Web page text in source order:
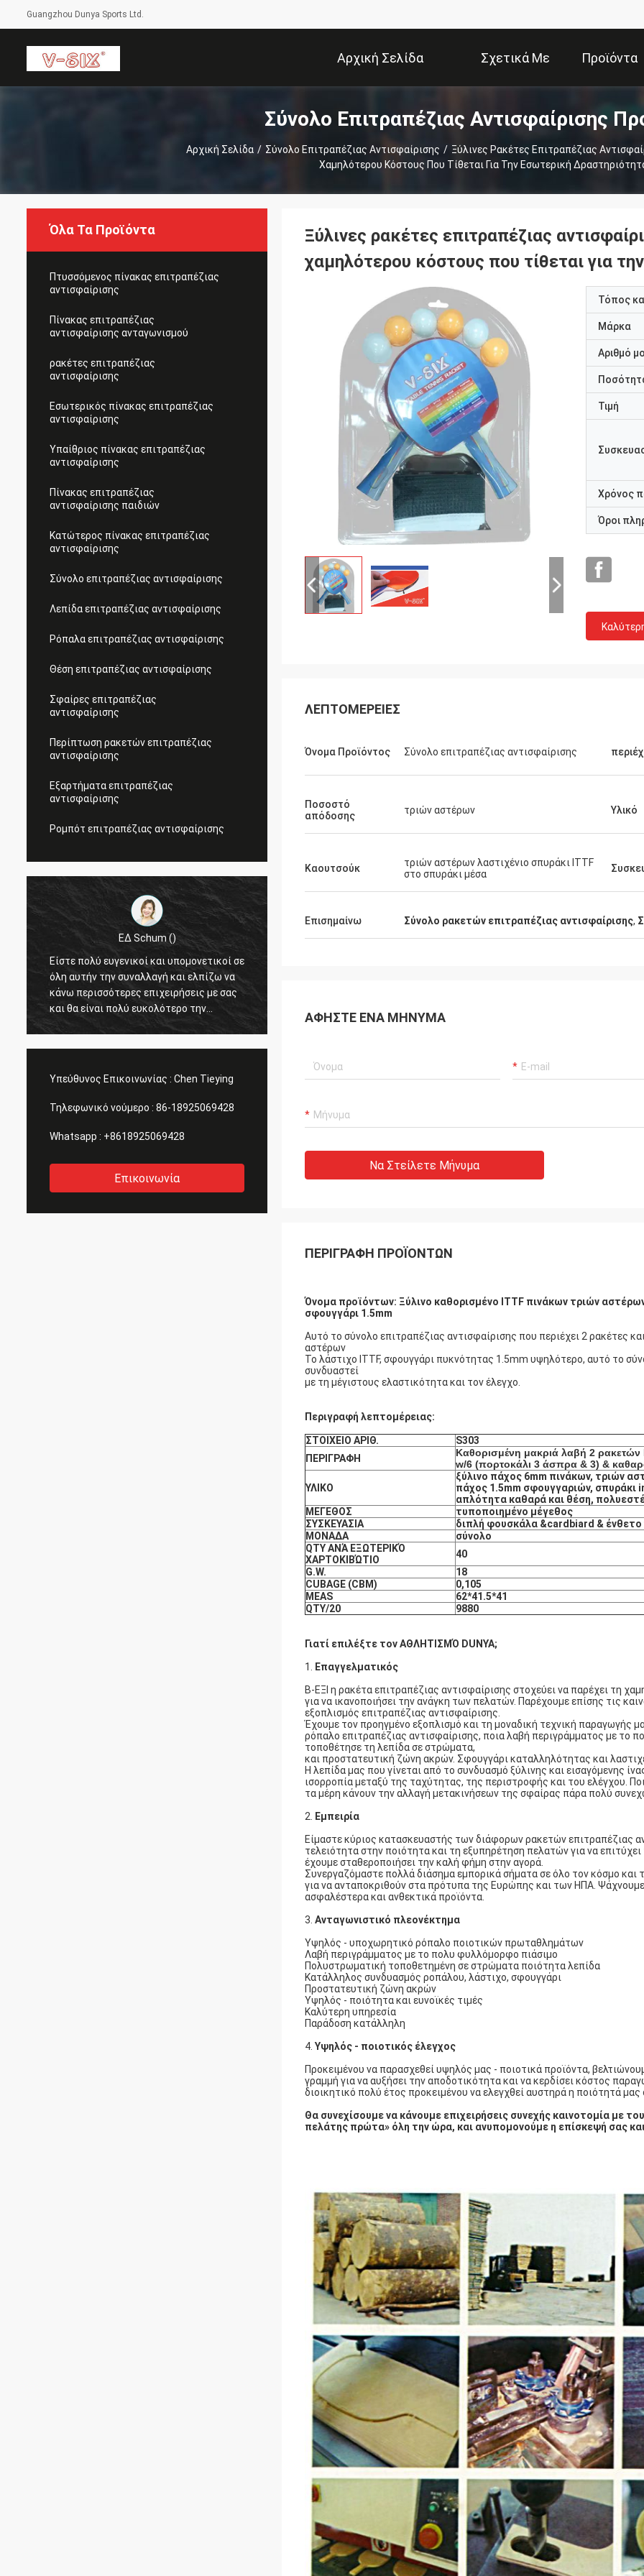
Guangzhou Dunya Sports Ltd.
Αρχική Σελίδα Σχετικά Με
Εμάς
Προϊόντα
Σύνολο Επιτραπέζιας Αντισφαίρισης
Αρχική Σελίδα / Σύνολο Επιτραπέζιας Αντισφαίρισης / Ξύλινες Ρακέτες Επιτραπέζιας
Χαμηλότερου Κόστους Που Τίθεται Για Την Εσωτερική
Όλα Τα Προϊόντα
Πτυσσόμενος πίνακας επιτραπέζιας
αντισφαίρισης
Πίνακας επιτραπέζιας
αντισφαίρισης ανταγωνισμού
ρακέτες επιτραπέζιας
αντισφαίρισης
Εσωτερικός πίνακας επιτραπέζιας
αντισφαίρισης
Υπαίθριος πίνακας επιτραπέζιας
αντισφαίρισης
Πίνακας επιτραπέζιας
αντισφαίρισης παιδιών
Κατώτερος πίνακας επιτραπέζιας
αντισφαίρισης
Σύνολο επιτραπέζιας αντισφαίρισης
Λεπίδα επιτραπέζιας αντισφαίρισης
Ρόπαλα επιτραπέζιας αντισφαίρισης
Θέση επιτραπέζιας αντισφαίρισης
Σφαίρες επιτραπέζιας
αντισφαίρισης
Περίπτωση ρακετών επιτραπέζιας
αντισφαίρισης
Εξαρτήματα επιτραπέζιας
αντισφαίρισης
Ρομπότ επιτραπέζιας αντισφαίρισης
ΕΔ Schum ()
Είστε πολύ ευγενικοί και υπομονετικοί σε
όλη αυτήν την συναλλαγή και ελπίζω να
κάνω περισσότερες επιχειρήσεις με σας
και θα είναι πολύ ευκολότερο την
επόμενη φορά.
Julien
Υπεύθυνος Επικοινωνίας : Chen Tieying
Τηλεφωνικό νούμερο : 86-18925069428
Whatsapp : +8618925069428
Επικοινωνία
Ξύλινες ρακέτες επιτραπέζιας
χαμηλότερου κόστους που τίθεται για
Τόπος
Μάρκα
Αριθμό
Τιμή
Χρόνος
Όροι
ΛΕΠΤΟΜΈΡΕΙΕΣ
Όνομα Προϊόντος Σύνολο επιτραπέζιας αντισφαίρισης
Ποσοστό
απόδοσης
τριών αστέρων Υλικό
Καουτσούκ
τριών αστέρων λαστιχένιο σπυράκι ITTF
στο σπυράκι μέσα
Επισημαίνω Σύνολο ρακετών επιτραπέζιας αντισφαίρισης,
ΑΦΉΣΤΕ ΈΝΑ ΜΉΝΥΜΑ
Να Στείλετε Μήνυμα
ΠΕΡΙΓΡΑΦΉ ΠΡΟΪΌΝΤΩΝ
Όνομα προϊόντων: Ξύλινο καθορισμένο ITTF πινάκων τριών
σφουγγάρι 1.5mm
Αυτό το σύνολο επιτραπέζιας αντισφαίρισης που περιέχει 2 ρακέτες
αστέρων
Το λάστιχο ITTF, σφουγγάρι πυκνότητας 1.5mm υψηλότερο, αυτό το
συνδυαστεί
με τη μέγιστους ελαστικότητα και τον έλεγχο.
Περιγραφή λεπτομέρειας:
ΣΤΟΙΧΕΙΟ ΑΡΙΘ.
S303
ΠΕΡΙΓΡΑΦΗ
Καθορισμένη μακριά λαβή 2 ρακετών
w/6 (πορτοκάλι 3 άσπρα & 3) &
ΥΛΙΚΟ
ξύλινο πάχος 6mm πινάκων, τριών
πάχος 1.5mm σφουγγαριών, σπυράκι
απλότητα καθαρά και θέση,
ΜΕΓΕΘΟΣ
τυποποιημένο μέγεθος
ΣΥΣΚΕΥΑΣΙΑ
διπλή φουσκάλα &cardbiard &
ΜΟΝΑΔΑ
σύνολο
QTY ΑΝΆ ΕΞΩΤΕΡΙΚΌ
ΧΑΡΤΟΚΙΒΏΤΙΟ
40
G.W.
18
CUBAGE (CBM)
0,105
MEAS
62*41.5*41
QTY/20
9880
Γιατί επιλέξτε τον ΑΘΛΗΤΙΣΜΌ DUNYA;
1.
Επαγγελματικός
Β-ΕΞΙ η ρακέτα επιτραπέζιας αντισφαίρισης στοχεύει να παρέχει τη
για να ικανοποιήσει την ανάγκη των πελατών. Παρέχουμε επίσης τις
εξοπλισμός επιτραπέζιας αντισφαίρισης.
Έχουμε τον προηγμένο εξοπλισμό και τη μοναδική τεχνική παραγωγής
ρόπαλο επιτραπέζιας αντισφαίρισης, ποια λαβή περιγράμματος με
τοποθέτησε τη λεπίδα σε στρώματα,
και προστατευτική ζώνη ακρών. Σφουγγάρι καταλληλότητας και
Η λεπίδα μας που γίνεται από το συνδυασμό ξύλινης και εισαγόμενης
ισορροπία μεταξύ της ταχύτητας, της περιστροφής και του ελέγχου.
τα μέρη κάνουν την αλλαγή μετακινήσεων της σφαίρας πάρα πολύ
2.
Εμπειρία
Είμαστε κύριος κατασκευαστής των διάφορων ρακετών επιτραπέζιας
τελειότητα στην ποιότητα και τη εξυπηρέτηση πελατών για να
έχουμε σταθεροποιήσει την καλή φήμη στην αγορά.
Συνεργαζόμαστε πολλά διάσημα εμπορικά σήματα σε όλο τον κόσμο και
για να ανταποκριθούν στα πρότυπα της Ευρώπης και των ΗΠΑ.
ασφαλέστερα και ανθεκτικά προϊόντα.
3. Ανταγωνιστικό πλεονέκτημα
Υψηλός - υποχωρητικό ρόπαλο ποιοτικών πρωταθλημάτων
Λαβή περιγράμματος με το πολυ φυλλόμορφο πιάσιμο
Πολυστρωματική τοποθετημένη σε στρώματα ποιότητα λεπίδα
Κατάλληλος συνδυασμός ροπάλου, λάστιχο, σφουγγάρι
Προστατευτική ζώνη ακρών
Υψηλός - ποιότητα και ευνοϊκές τιμές
Καλύτερη υπηρεσία
Παράδοση κατάλληλη
4. Υψηλός - ποιοτικός έλεγχος
Προκειμένου να παρασχεθεί υψηλός μας - ποιοτικά προϊόντα,
γραμμή για να αυξήσει την αποδοτικότητα και να κερδίσει κόστος
διοικητικό πολύ έτος προκειμένου να ελεγχθεί αυστηρά η ποιότητά μας
Θα συνεχίσουμε να κάνουμε επιχειρήσεις συνεχής καινοτομία με
πελάτης πρώτα» όλη την ώρα, και ανυπομονούμε η επίσκεψή σας